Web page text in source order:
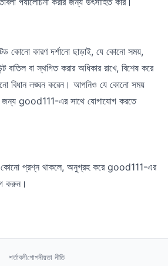
কোনো কারণ দর্শানো ছাড়াই, যে কোনো সময়,
বা স্থগিত করার অধিকার রাখে, বিশেষ করে
বিধান লঙ্ঘন করেন। আপনিও যে কোনো সময়
জন্য good111-এর সাথে যোগাযোগ করতে
কোনো প্রশ্ন থাকলে, অনুগ্রহ করে good111-এর
করুন।
শর্তাবলীগোপনীয়তা নীতি